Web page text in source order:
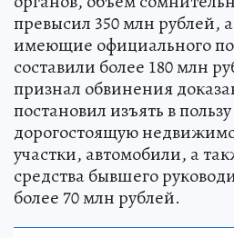
превысил 350 млн рублей,
имеющие официального
составили более 180 млн
признал обвинения
постановил изъять в
дорогостоящую
участки, автомобили, а
средства бывшего
более 70 млн рублей.